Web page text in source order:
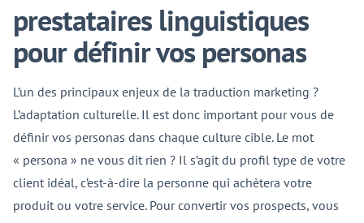
prestataires linguistiques
pour définir vos personas
L’un des principaux enjeux de la traduction marketing ?
L’adaptation culturelle. Il est donc important pour vous de
définir vos personas dans chaque culture cible. Le mot
« persona » ne vous dit rien ? Il s’agit du profil type de votre
client idéal, c’est-à-dire la personne qui achètera votre
produit ou votre service. Pour convertir vos prospects, vous